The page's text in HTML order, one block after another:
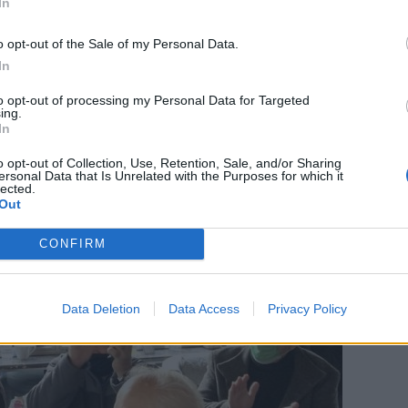
opt-out of the Sale of my Personal Data.
opt-out of processing my Personal Data for Targeted
opt-out of Collection, Use, Retention, Sale, and/or Sharing
Data that Is Unrelated with the Purposes for which it
CONFIRM
Data Deletion Data Access Privacy Policy
στην πολιτική. Με ενδιαφέρει το Εμείς.
Αποδέχομαι τουςόρους χρήσης